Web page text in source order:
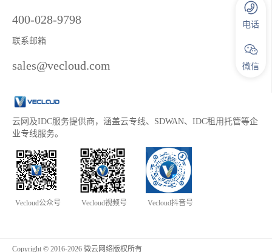
400-028-9798
联系邮箱
sales@vecloud.com
云网及IDC服务提供商，涵盖云专线、SDWAN、IDC租用托管等企
业专线服务。
Vecloud公众号 Vecloud视频号 Vecloud抖音号
Copyright © 2016-2026 微云网络版权所有
电话
微信